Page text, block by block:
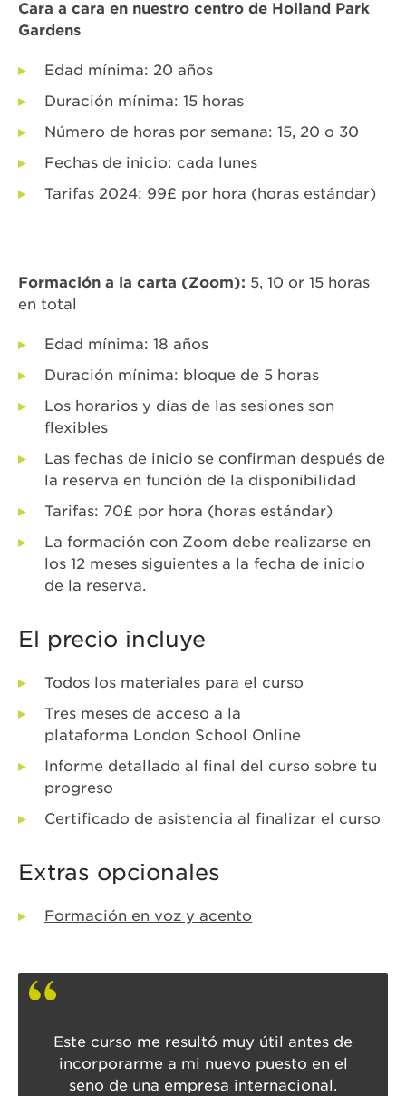
Cara a cara en nuestro centro de Holland Park
Gardens
Edad mínima: 20 años
Duración mínima: 15 horas
Número de horas por semana: 15, 20 o 30
Fechas de inicio: cada lunes
Tarifas 2024: 99£ por hora (horas estándar)
Formación a la carta (Zoom): 5, 10 or 15 horas
en total
Edad mínima: 18 años
Duración mínima: bloque de 5 horas
Los horarios y días de las sesiones son
flexibles
Las fechas de inicio se confirman después de
la reserva en función de la disponibilidad
Tarifas: 70£ por hora (horas estándar)
La formación con Zoom debe realizarse en
los 12 meses siguientes a la fecha de inicio
de la reserva.
El precio incluye
Todos los materiales para el curso
Tres meses de acceso a la
plataforma London School Online
Informe detallado al final del curso sobre tu
progreso
Certificado de asistencia al finalizar el curso
Extras opcionales
Formación en voz y acento
Este curso me resultó muy útil antes de
incorporarme a mi nuevo puesto en el
seno de una empresa internacional.